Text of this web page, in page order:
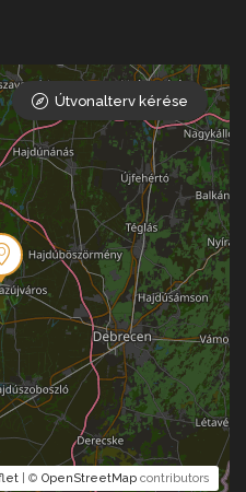
| © OpenStreetMap contributors
Útvonalterv kérése